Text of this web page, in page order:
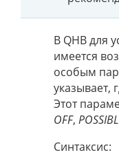
В QHB для
имеется
особым
указывает,
Этот
OFF,
Синтаксис: